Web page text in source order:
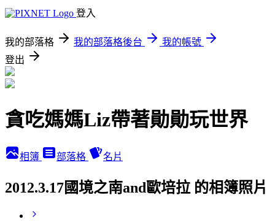
登入
我的部落格 我的部落格後台
我的帳號
登出
貪吃媽媽Liz帶著勛勛玩世界
相簿 部落格 名片
2012.3.17國境之南and歐培拉 的相簿照片